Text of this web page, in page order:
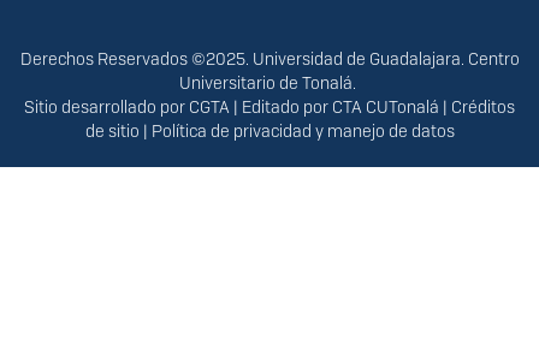
Derechos
Derechos Reservados ©2025. Universidad de Guadalajara. Centro
Universitario de Tonalá.
Sitio desarrollado por CGTA | Editado por CTA CUTonalá | Créditos
de sitio | Política de privacidad y manejo de datos